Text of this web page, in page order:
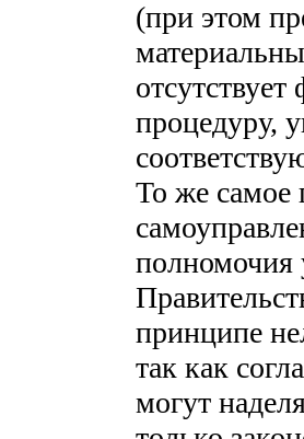
(при этом
процедуру,
То же самое
полномочия
принципе
так как
могут